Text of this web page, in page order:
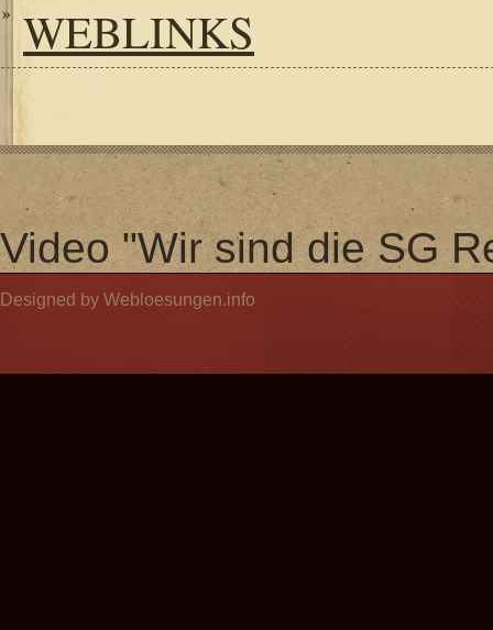
WEBLINKS
Video "Wir sind die SG
Designed by Webloesungen.info